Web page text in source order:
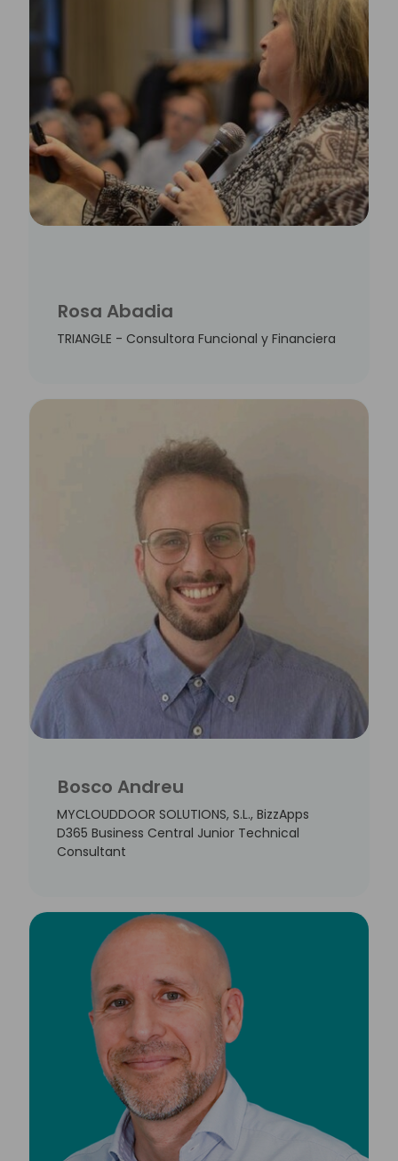
Rosa Abadia
TRIANGLE - Consultora Funcional y Financiera
Bosco Andreu
MYCLOUDDOOR SOLUTIONS, S.L., BizzApps
D365 Business Central Junior Technical
Consultant